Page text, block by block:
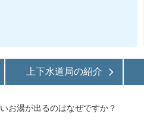
上下水道局の紹介
お湯が出るのはなぜですか？